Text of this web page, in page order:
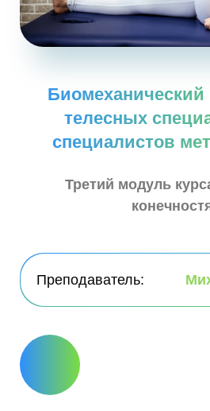
Биомеханический
телесных
специалистов
Третий модуль
Преподаватель: